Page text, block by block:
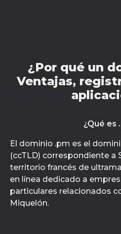
¿Por qué un
Ventajas,
¿Qué es
El dominio .pm es el
(ccTLD) correspondiente a
territorio francés de
en línea dedicado a
particulares relacionados
Miquelón.